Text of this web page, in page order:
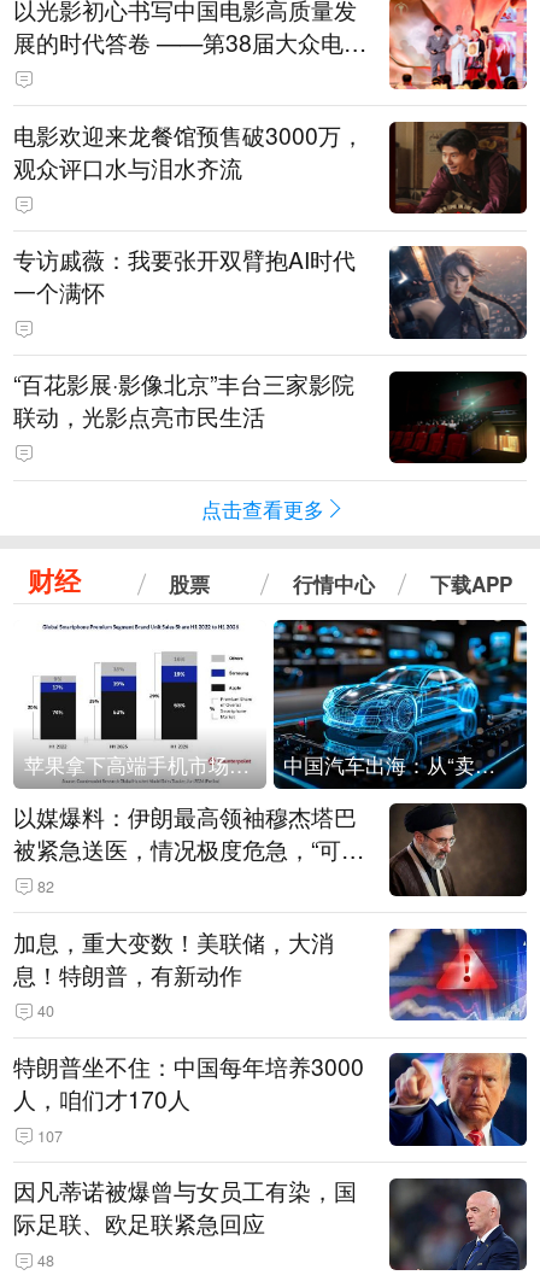
以光影初心书写中国电影高质量发
展的时代答卷 ——第38届大众电影
百花奖系列活动开幕晚会综述
电影欢迎来龙餐馆预售破3000万，
观众评口水与泪水齐流
专访戚薇：我要张开双臂抱AI时代
一个满怀
“百花影展·影像北京”丰台三家影院
联动，光影点亮市民生活
点击查看更多
财经 股票 行情中心 下载APP
苹果拿下高端手机市场65%的份额：iPhone 17系列功不可没 中国汽车出海：从“卖出去”到“走进去”
以媒爆料：伊朗最高领袖穆杰塔巴
被紧急送医，情况极度危急，“可能
随时会死去”
82
加息，重大变数！美联储，大消
息！特朗普，有新动作
40
特朗普坐不住：中国每年培养3000
人，咱们才170人
107
因凡蒂诺被爆曾与女员工有染，国
际足联、欧足联紧急回应
48